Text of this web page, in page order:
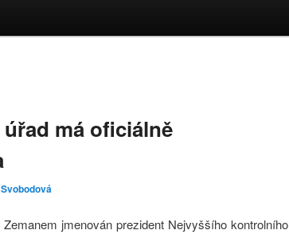
má oficiálně
jmenován prezident Nejvyššího kontrolního